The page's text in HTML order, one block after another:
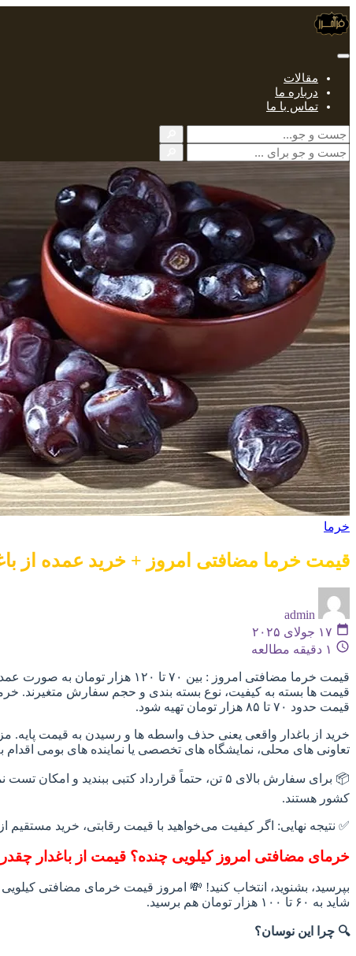
مقالات
درباره ما
تماس با ما
خرما
قیمت خرما مضافتی امروز + خرید عمده از
admin
۱۷ جولای ۲۰۲۵
۱ دقیقه مطالعه
قیمت حدود ۷۰ تا ۸۵ هزار تومان تهیه شود.
خرید از باغدار واقعی یعنی حذف واسطه‌ ها و رسیدن به قیمت
تعاونی‌ های محلی، نمایشگاه‌ های تخصصی یا نماینده‌ های بومی اقدام
📦 برای سفارش بالای ۵ تن، حتماً قرارداد کتبی
کشور هستند.
✅ نتیجه نهایی: اگر کیفیت می‌خواهید با قیمت رقابتی، خرید مستقیم
خرمای مضافتی امروز کیلویی چنده؟ قیمت از باغدار
شاید به ۶۰ تا ۱۰۰ هزار تومان هم برسید.
🔍 چرا این نوسان؟